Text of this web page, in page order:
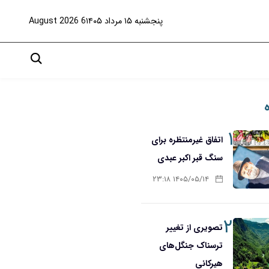
پنجشنبه ۱۵ مرداد ۱۴۰۵ 6 August 2026
۱ اتفاق غیرمنتظره برای
سنگ قبر اکبر عبدی
۱۴۰۵/۰۵/۱۴ ۲۳:۱۸
۲تصویری از تغییر
ترسناک جنگل‌های
هیرکانی